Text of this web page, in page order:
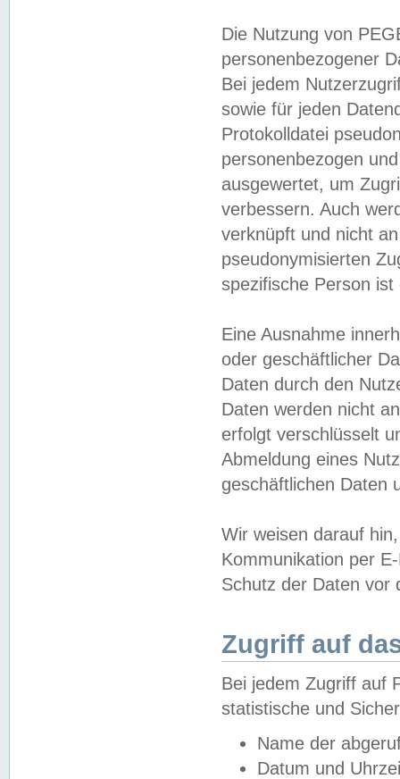
Die Nutzung von
personenbezogener
Bei jedem
sowie für jeden
Protokolldatei
personenbezogen
ausgewertet, um
verbessern. Auch
verknüpft und nicht
pseudonymisierten
spezifische Person
Eine Ausnahme
oder geschäftlicher
Daten durch den
Daten werden nicht
erfolgt verschlüsselt
Abmeldung eines
geschäftlichen Daten
Wir weisen darauf
Kommunikation per
Schutz der Daten vor
Zugriff auf
Bei jedem Zugriff auf
statistische und
Name der
Datum und